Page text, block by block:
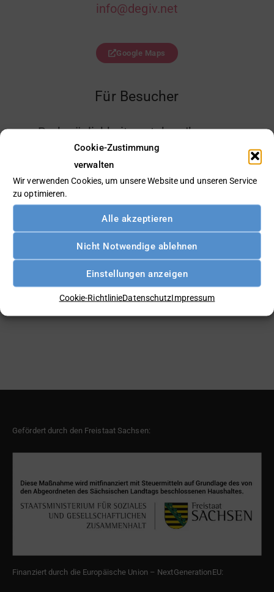
Cookie-Zustimmung
verwalten
Wir verwenden Cookies, um unsere Website und unseren Service
zu optimieren.
Alle akzeptieren
Nicht Notwendige ablehnen
Einstellungen anzeigen
Cookie-RichtlinieDatenschutzImpressum
info@degiv.net
Google Maps
Für Besucher
Parkmöglichkeiten stehen Ihnen zur
Verfügung. Entsprechende Parkplätze sind
mit den Schildern der DeGIV
gekennzeichnet.
Telefon/Fax
Telefon: 02842 93299-20
Fax: 02842 93299-18
Gefördert durch den Freistaat Sachsen:
Finanziert durch die Europäische Union – NextGenerationEU: